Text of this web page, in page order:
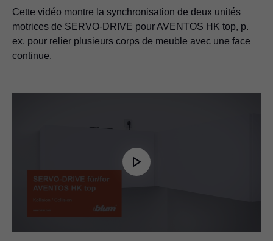
Cette vidéo montre la synchronisation de deux unités
motrices de SERVO-DRIVE pour AVENTOS HK top, p.
ex. pour relier plusieurs corps de meuble avec une face
continue.